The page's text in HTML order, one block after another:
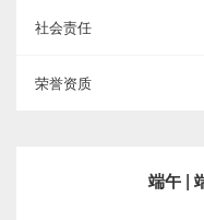
社会责任
荣誉资质
端午 |